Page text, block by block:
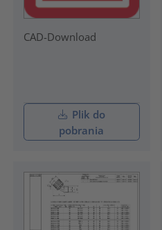
CAD-Download
Plik do
pobrania